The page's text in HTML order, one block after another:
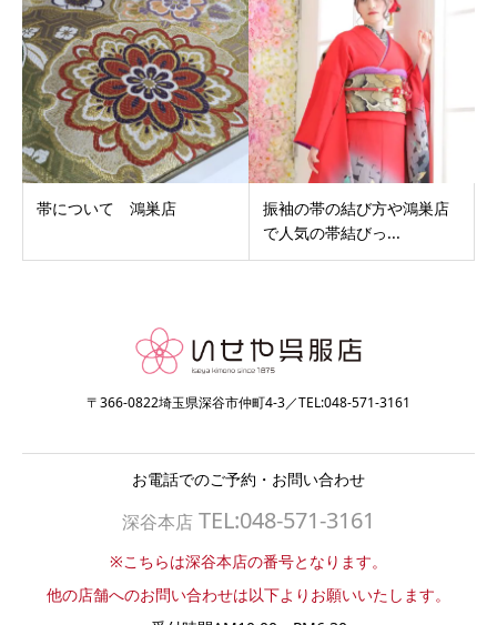
帯について 鴻巣店
振袖の帯の結び方や鴻巣店
で人気の帯結びっ...
〒366-0822埼玉県深谷市仲町4-3／TEL:048-571-3161
お電話でのご予約・お問い合わせ
深谷本店 TEL:048-571-3161
※こちらは深谷本店の番号となります。
他の店舗へのお問い合わせは以下よりお願いいたします。